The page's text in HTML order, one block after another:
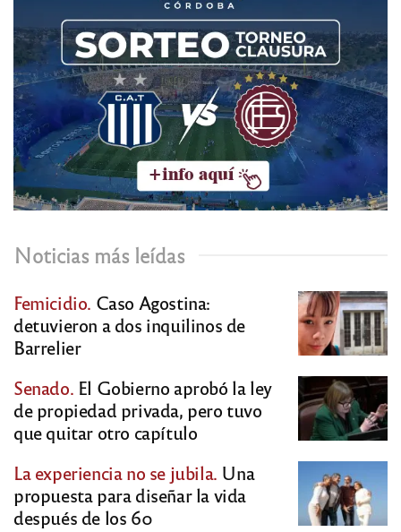
Noticias más leídas
Femicidio. Caso Agostina:
detuvieron a dos inquilinos de
Barrelier
Senado. El Gobierno aprobó la ley
de propiedad privada, pero tuvo
que quitar otro capítulo
La experiencia no se jubila. Una
propuesta para diseñar la vida
después de los 60